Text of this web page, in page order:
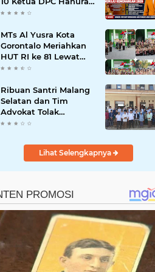
NTB Jadi Awal
Menuju Kemenangan
Pemilu 2029
MTs Al Yusra Kota
Gorontalo Meriahkan
HUT RI ke 81 Lewat
Kegiatan PERMADANI
Ribuan Santri Malang
Selatan dan Tim
Advokat Tolak
Arogansi Yakuza,
Cinta Damai
Lihat Selengkapnya